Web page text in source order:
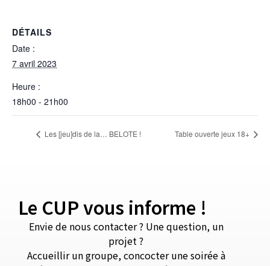
DÉTAILS
Date :
7 avril 2023
Heure :
18h00 - 21h00
Les [jeu]dis de la… BELOTE ! Table ouverte jeux 18+
Le CUP vous informe !
Envie de nous contacter ? Une question, un
projet ?
Accueillir un groupe, concocter une soirée à